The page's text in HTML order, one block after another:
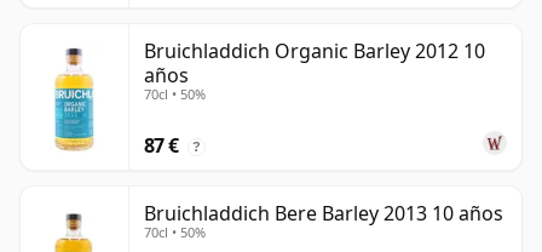
Bruichladdich Organic Barley 2012 10
años
70cl • 50%
87 € ?
Bruichladdich Bere Barley 2013 10 años
70cl • 50%